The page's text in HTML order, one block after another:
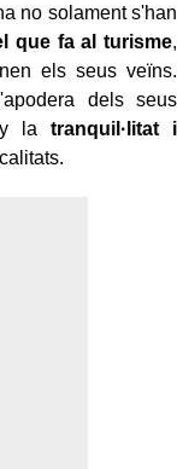
no solament s'han
que fa al turisme,
els seus veïns.
dels seus
la tranquil·litat i